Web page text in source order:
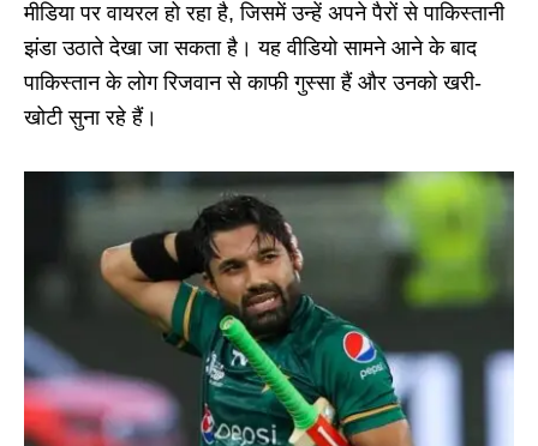
मीडिया पर वायरल हो रहा है, जिसमें उन्हें अपने पैरों से पाकिस्तानी
झंडा उठाते देखा जा सकता है। यह वीडियो सामने आने के बाद
पाकिस्तान के लोग रिजवान से काफी गुस्सा हैं और उनको खरी-
खोटी सुना रहे हैं।